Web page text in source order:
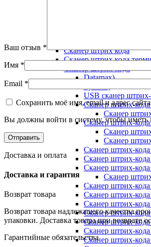
Сканер штрих кода
Сканер штрих кода
Сканер штрих-кода
Datamax)
USB сканер
Сканер штрих-
Сканер
Сканер штрих-
Сканер
Сканер
Сканер штрих-
Сканер штрих-
Сканер штрих-
Сканер
Сканер штрих-
Сканер штрих-кода
Сканер штрих-
Сканер штрих-
Сканер штрих-
Сканер штрих-
Сканер штрих-
Ваш отзыв *
Имя *
Email *
Сохранить моё имя, email и адрес
Вы должны войти в систему, чтобы иметь
Доставка и оплата
Доставка и гарантия
Возврат товара
Возврат товара надлежащего качества
упаковки. Доставка товара при возврате
Гарантийные обязательства